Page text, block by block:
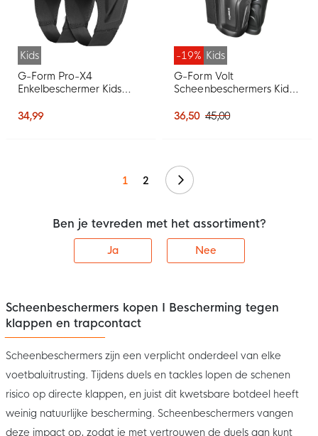
Kids
G-Form Pro-X4
Enkelbeschermer Kids
34,99
-19% Kids
G-Form Volt
Scheenbeschermers Kids
36,50 45,00
1 2 Volgende
Ben je tevreden met het assortiment?
Ja Nee
Scheenbeschermers kopen I Bescherming tegen
klappen en trapcontact
Scheenbeschermers zijn een verplicht onderdeel van elke
voetbaluitrusting. Tijdens duels en tackles lopen de schenen
risico op directe klappen, en juist dit kwetsbare botdeel heeft
weinig natuurlijke bescherming. Scheenbeschermers vangen
deze impact op, zodat je met vertrouwen de duels aan kunt